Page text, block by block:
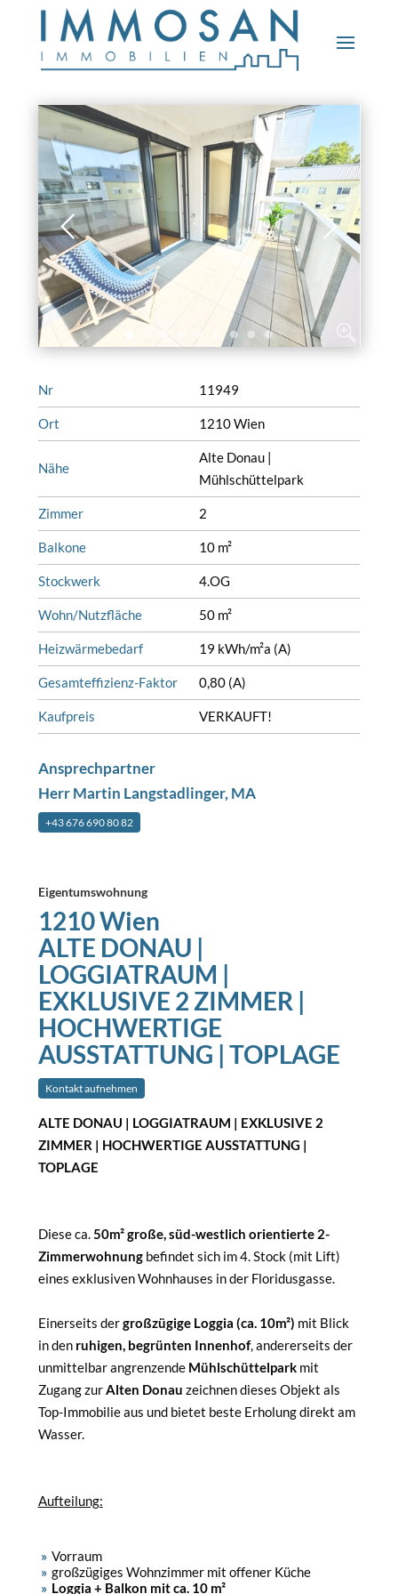
Nr 11949
Ort 1210 Wien
Nähe
Alte Donau |
Mühlschüttelpark
Zimmer 2
Balkone 10 m²
Stockwerk 4.OG
Wohn/Nutzfläche 50 m²
Heizwärmebedarf 19 kWh/m²a (A)
Gesamteffizienz-Faktor 0,80 (A)
Kaufpreis VERKAUFT!
Ansprechpartner
Herr Martin Langstadlinger, MA
+43 676 690 80 82
Eigentumswohnung
1210 Wien
ALTE DONAU |
LOGGIATRAUM |
EXKLUSIVE 2 ZIMMER |
HOCHWERTIGE
AUSSTATTUNG | TOPLAGE
Kontakt aufnehmen
ALTE DONAU | LOGGIATRAUM | EXKLUSIVE 2
ZIMMER | HOCHWERTIGE AUSSTATTUNG |
TOPLAGE
Diese ca.50m² große, süd-westlich orientierte 2-
Zimmerwohnung befindet sich im 4. Stock (mit Lift)
eines exklusiven Wohnhauses in der Floridusgasse.
Einerseits dergroßzügige Loggia (ca. 10m²) mit Blick
in denruhigen, begrünten Innenhof, andererseits der
unmittelbar angrenzende Mühlschüttelpark mit
Zugang zurAlten Donau zeichnen dieses Objekt als
Top-Immobilie aus und bietet beste Erholung direkt am
Wasser.
Aufteilung:
Vorraum
großzügiges Wohnzimmer mit offener Küche
Loggia + Balkon mit ca. 10 m²